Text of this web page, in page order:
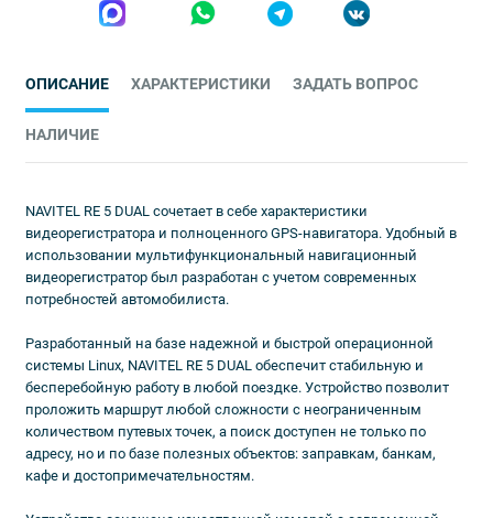
ОПИСАНИЕ ХАРАКТЕРИСТИКИ ЗАДАТЬ ВОПРОС
НАЛИЧИЕ
NAVITEL RE 5 DUAL сочетает в себе характеристики
видеорегистратора и полноценного GPS-навигатора. Удобный в
использовании мультифункциональный навигационный
видеорегистратор был разработан с учетом современных
потребностей автомобилиста.
Разработанный на базе надежной и быстрой операционной
системы Linux, NAVITEL RE 5 DUAL обеспечит стабильную и
бесперебойную работу в любой поездке. Устройство позволит
проложить маршрут любой сложности с неограниченным
количеством путевых точек, а поиск доступен не только по
адресу, но и по базе полезных объектов: заправкам, банкам,
кафе и достопримечательностям.